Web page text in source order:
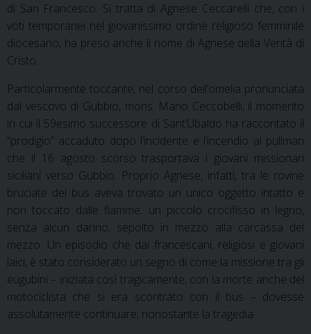
di San Francesco. Si tratta di Agnese Ceccarelli che, con i
voti temporanei nel giovanissimo ordine religioso femminile
diocesano, ha preso anche il nome di Agnese della Verità di
Cristo.
Particolarmente toccante, nel corso dell’omelia pronunciata
dal vescovo di Gubbio, mons. Mario Ceccobelli, il momento
in cui il 59esimo successore di Sant’Ubaldo ha raccontato il
“prodigio” accaduto dopo l’incidente e l’incendio al pullman
che il 16 agosto scorso trasportava i giovani missionari
siciliani verso Gubbio. Proprio Agnese, infatti, tra le rovine
bruciate del bus aveva trovato un unico oggetto intatto e
non toccato dalle fiamme: un piccolo crocifisso in legno,
senza alcun danno, sepolto in mezzo alla carcassa del
mezzo. Un episodio che dai francescani, religiosi e giovani
laici, è stato considerato un segno di come la missione tra gli
eugubini – iniziata così tragicamente, con la morte anche del
motociclista che si era scontrato con il bus – dovesse
assolutamente continuare, nonostante la tragedia.